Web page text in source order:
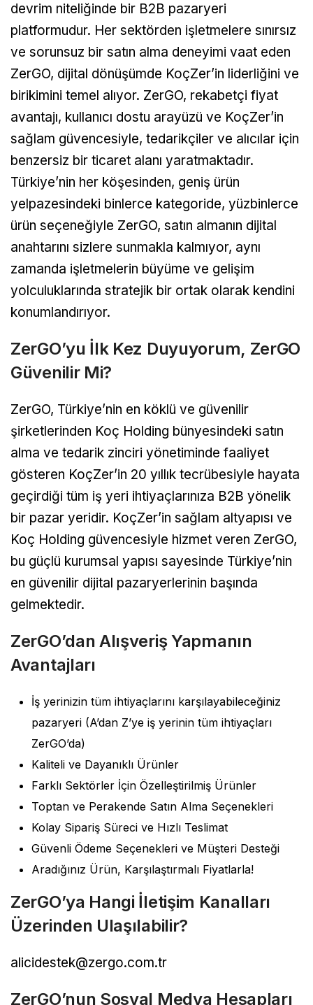
devrim niteliğinde bir B2B pazaryeri
platformudur. Her sektörden işletmelere sınırsız
ve sorunsuz bir satın alma deneyimi vaat eden
ZerGO, dijital dönüşümde KoçZer’in liderliğini ve
birikimini temel alıyor. ZerGO, rekabetçi fiyat
avantajı, kullanıcı dostu arayüzü ve KoçZer’in
sağlam güvencesiyle, tedarikçiler ve alıcılar için
benzersiz bir ticaret alanı yaratmaktadır.
Türkiye’nin her köşesinden, geniş ürün
yelpazesindeki binlerce kategoride, yüzbinlerce
ürün seçeneğiyle ZerGO, satın almanın dijital
anahtarını sizlere sunmakla kalmıyor, aynı
zamanda işletmelerin büyüme ve gelişim
yolculuklarında stratejik bir ortak olarak kendini
konumlandırıyor.
ZerGO’yu İlk Kez Duyuyorum, ZerGO
Güvenilir Mi?
ZerGO, Türkiye’nin en köklü ve güvenilir
şirketlerinden Koç Holding bünyesindeki satın
alma ve tedarik zinciri yönetiminde faaliyet
gösteren KoçZer’in 20 yıllık tecrübesiyle hayata
geçirdiği tüm iş yeri ihtiyaçlarınıza B2B yönelik
bir pazar yeridir. KoçZer’in sağlam altyapısı ve
Koç Holding güvencesiyle hizmet veren ZerGO,
bu güçlü kurumsal yapısı sayesinde Türkiye’nin
en güvenilir dijital pazaryerlerinin başında
gelmektedir.
ZerGO’dan Alışveriş Yapmanın
Avantajları
İş yerinizin tüm ihtiyaçlarını karşılayabileceğiniz
pazaryeri (A’dan Z’ye iş yerinin tüm ihtiyaçları
ZerGO’da)
Kaliteli ve Dayanıklı Ürünler
Farklı Sektörler İçin Özelleştirilmiş Ürünler
Toptan ve Perakende Satın Alma Seçenekleri
Kolay Sipariş Süreci ve Hızlı Teslimat
Güvenli Ödeme Seçenekleri ve Müşteri Desteği
Aradığınız Ürün, Karşılaştırmalı Fiyatlarla!
ZerGO’ya Hangi İletişim Kanalları
Üzerinden Ulaşılabilir?
alicidestek@zergo.com.tr
ZerGO’nun Sosyal Medya Hesapları